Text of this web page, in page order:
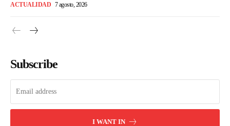
ACTUALIDAD 7 agosto, 2026
Subscribe
I WANT IN